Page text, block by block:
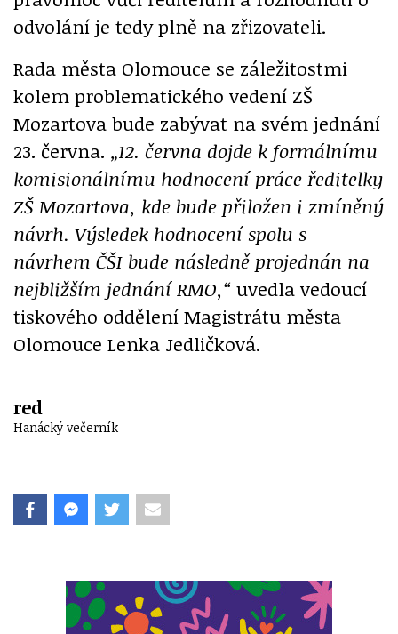
odvolání je tedy plně na zřizovateli.
Rada města Olomouce se záležitostmi
kolem problematického vedení ZŠ
Mozartova bude zabývat na svém jednání
23. června. „12. června dojde k formálnímu
komisionálnímu hodnocení práce ředitelky
ZŠ Mozartova, kde bude přiložen i zmíněný
návrh. Výsledek hodnocení spolu s
návrhem ČŠI bude následně projednán na
nejbližším jednání RMO,“ uvedla vedoucí
tiskového oddělení Magistrátu města
Olomouce Lenka Jedličková.
red
Hanácký večerník